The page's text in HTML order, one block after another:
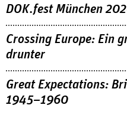
DOK.fest München
Crossing Europe: Ein
drunter
Great Expectations:
1945–1960